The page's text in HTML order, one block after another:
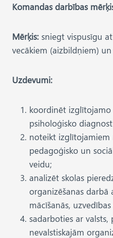
Komandas darbības
Mērķis: sniegt vispusīgu
vecākiem (aizbildņiem)
Uzdevumi:
koordinēt izglītojamo
psiholoģisko
noteikt izglītojamiem
pedagoģisko un
veidu;
analizēt skolas
organizēšanas
mācīšanās,
sadarboties ar valsts,
nevalstiskajām